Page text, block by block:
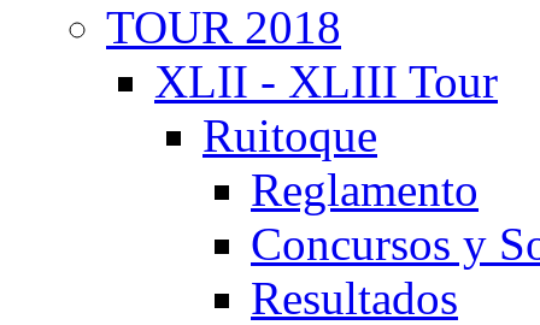
TOUR 2018
XLII - XLIII Tour
Ruitoque
Reglamento
Concursos y
Resultados